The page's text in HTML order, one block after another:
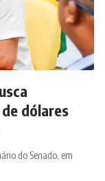
dólares
do Senado, em